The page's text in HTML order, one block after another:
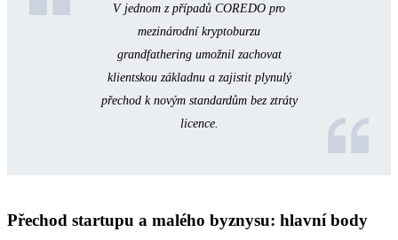
V jednom z případů COREDO pro
mezinárodní kryptoburzu
grandfathering umožnil zachovat
klientskou základnu a zajistit plynulý
přechod k novým standardům bez ztráty
licence.
Přechod startupu a malého byznysu: hlavní body